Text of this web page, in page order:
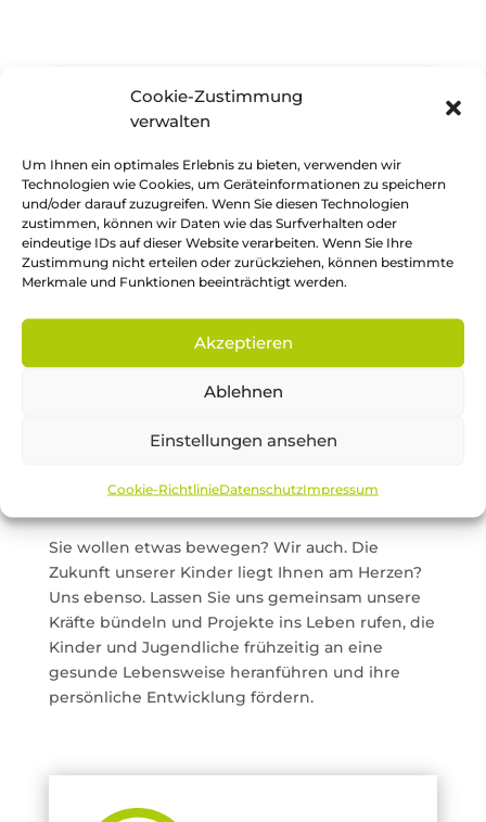
Cookie-Zustimmung
verwalten
Um Ihnen ein optimales Erlebnis zu bieten, verwenden wir
Technologien wie Cookies, um Geräteinformationen zu speichern
und/oder darauf zuzugreifen. Wenn Sie diesen Technologien
zustimmen, können wir Daten wie das Surfverhalten oder
eindeutige IDs auf dieser Website verarbeiten. Wenn Sie Ihre
Zustimmung nicht erteilen oder zurückziehen, können bestimmte
Merkmale und Funktionen beeinträchtigt werden.
Akzeptieren
Ablehnen
Einstellungen ansehen
Cookie-RichtlinieDatenschutzImpressum
akzeptieren und diesen Inhalt zu
aktivieren
Fördern und gefördert
werden
Sie wollen etwas bewegen? Wir auch. Die
Zukunft unserer Kinder liegt Ihnen am Herzen?
Uns ebenso. Lassen Sie uns gemeinsam unsere
Kräfte bündeln und Projekte ins Leben rufen, die
Kinder und Jugendliche frühzeitig an eine
gesunde Lebensweise heranführen und ihre
persönliche Entwicklung fördern.